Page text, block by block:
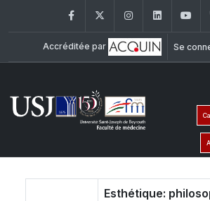
FacebookTwitter Instagram
Accréditée par Se
Esthétique: